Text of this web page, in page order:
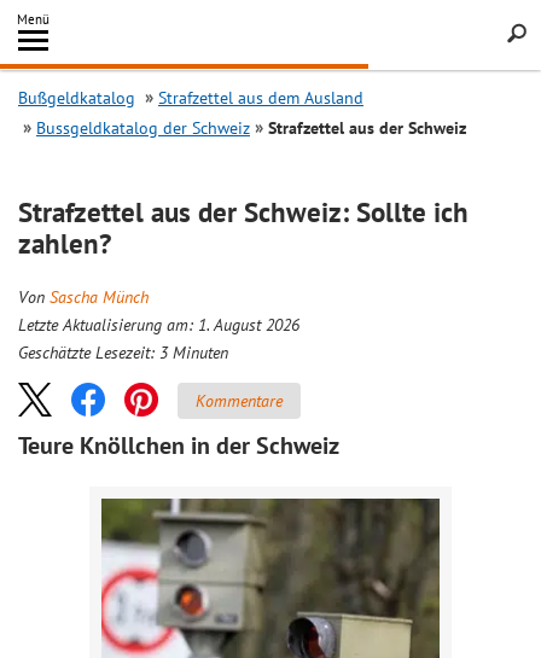
Inhalt
springen
Menü
Search
Bußgeldkatalog
Strafzettel aus dem Ausland
Bussgeldkatalog der Schweiz
Strafzettel aus der Schweiz
Strafzettel aus der Schweiz: Sollte ich
zahlen?
Von Sascha Münch
Letzte Aktualisierung am: 1. August 2026
Geschätzte Lesezeit: 3 Minuten
Kommentare
Teure Knöllchen in der Schweiz